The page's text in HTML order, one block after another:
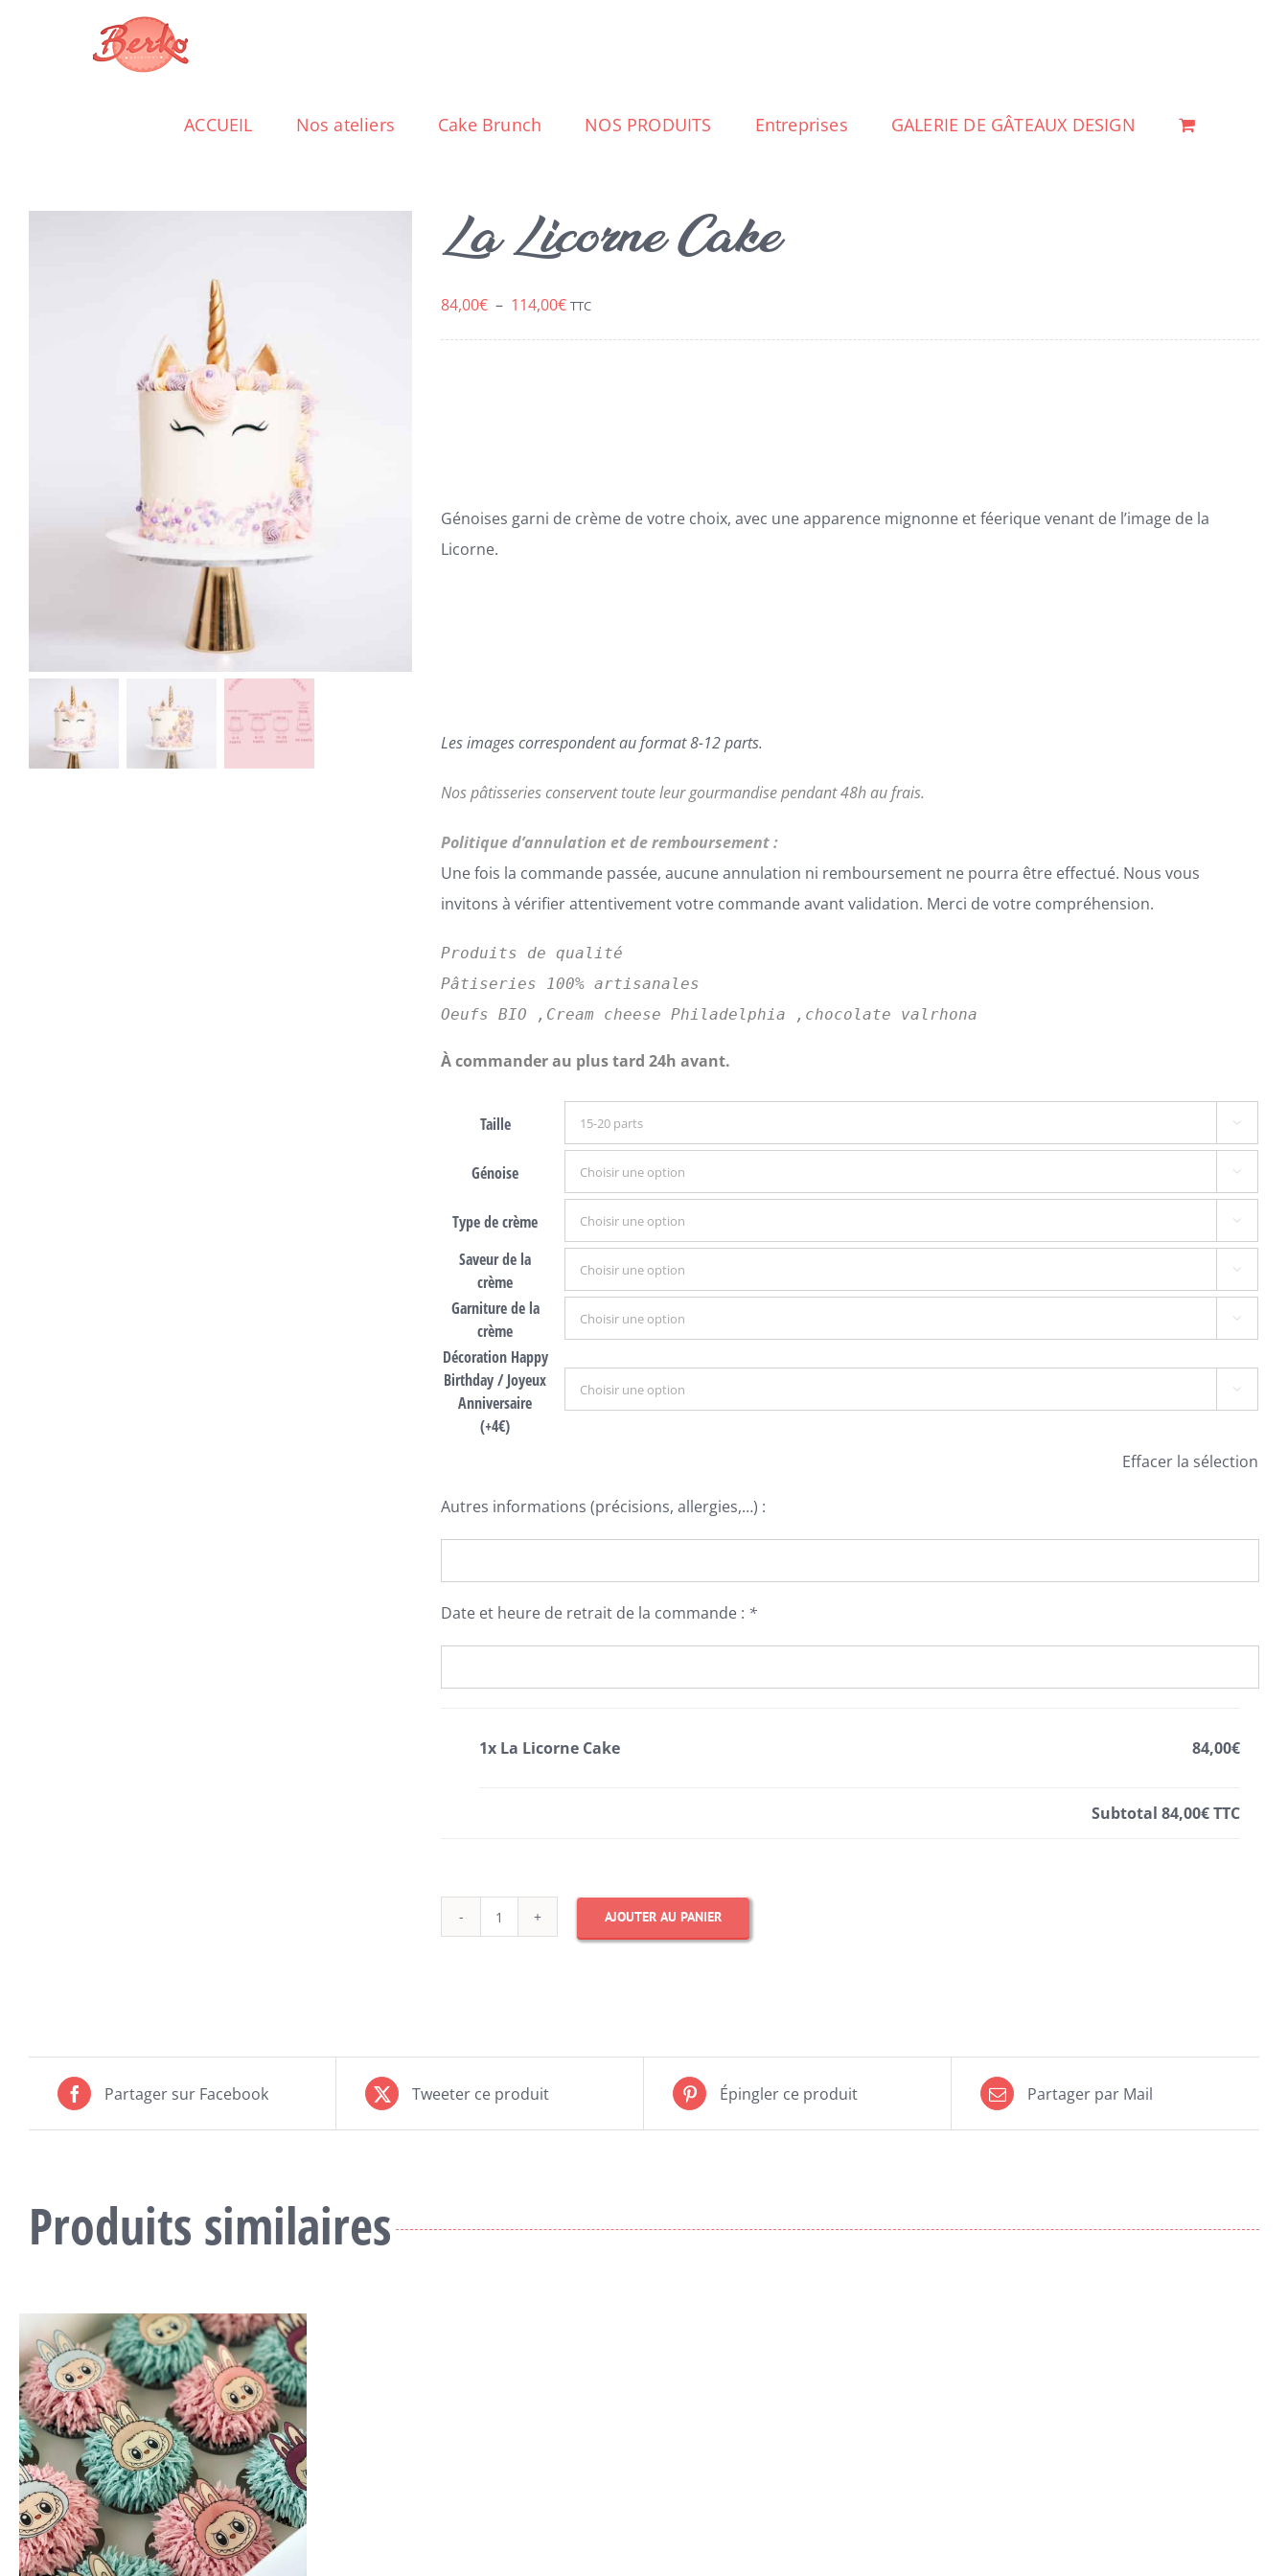
ACCUEIL Nos ateliers Cake Brunch NOS PRODUITS Entreprises GALERIE DE GÂTEAUX DESIGN
La Licorne Cake
84,00€ – 114,00€Plage
de
TTC
Génoises garni de crème de votre choix, avec une apparence mignonne et féerique venant de l’image de la
Licorne.
Les images correspondent au format 8-12 parts.
Nos pâtisseries conservent toute leur gourmandise pendant 48h au frais.
Politique d’annulation et de remboursement :
Une fois la commande passée, aucune annulation ni remboursement ne pourra être effectué. Nous vous
invitons à vérifier attentivement votre commande avant validation. Merci de votre compréhension.
Produits de qualité
Pâtiseries 100% artisanales
Oeufs BIO ,Cream cheese Philadelphia ,chocolate valrhona
À commander au plus tard 24h avant.
Taille 
Génoise 
Type de crème 
Saveur de la
crème

Garniture de la
crème

Décoration Happy
Birthday / Joyeux
Anniversaire
(+4€)

Effacer la sélection
Autres informations (précisions, allergies,…) :
Date et heure de retrait de la commande : *
1x La Licorne Cake 84,00€
Subtotal 84,00€TTC
quantité
Cake
AJOUTER AU PANIER
Partager sur Facebook Tweeter ce produit Épingler ce produit Partager par Mail
Produits similaires